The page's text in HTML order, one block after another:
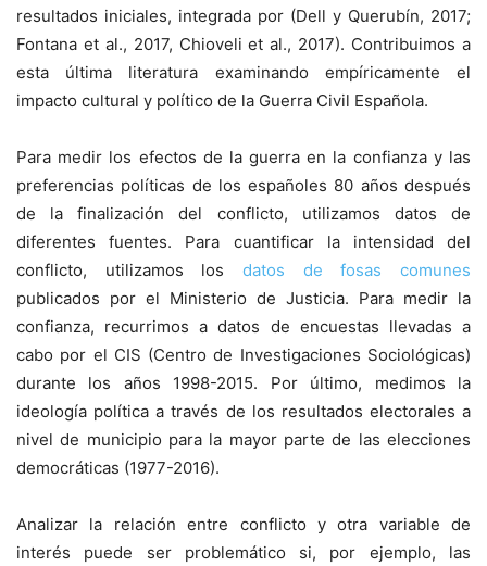
resultados iniciales, integrada por (Dell y Querubín, 2017;
Fontana et al., 2017, Chioveli et al., 2017). Contribuimos a
esta última literatura examinando empíricamente el
impacto cultural y político de la Guerra Civil Española.
Para medir los efectos de la guerra en la confianza y las
preferencias políticas de los españoles 80 años después
de la finalización del conflicto, utilizamos datos de
diferentes fuentes. Para cuantificar la intensidad del
conflicto, utilizamos los datos de fosas comunes
publicados por el Ministerio de Justicia. Para medir la
confianza, recurrimos a datos de encuestas llevadas a
cabo por el CIS (Centro de Investigaciones Sociológicas)
durante los años 1998-2015. Por último, medimos la
ideología política a través de los resultados electorales a
nivel de municipio para la mayor parte de las elecciones
democráticas (1977-2016).
Analizar la relación entre conflicto y otra variable de
interés puede ser problemático si, por ejemplo, las